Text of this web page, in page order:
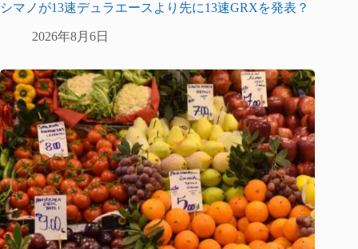
シマノが13速デュラエースより先に13速GRXを発表？
2026年8月6日